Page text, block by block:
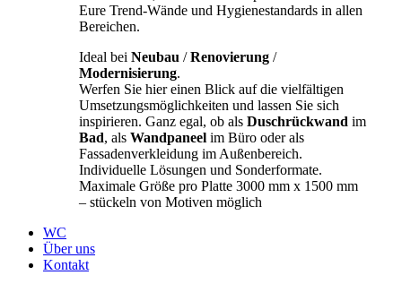
Eure Trend-Wände und Hygienestandards in allen
Bereichen.
Ideal bei Neubau /Renovierung /
Modernisierung.
Werfen Sie hier einen Blick auf die vielfältigen
Umsetzungsmöglichkeiten und lassen Sie sich
inspirieren. Ganz egal, ob als Duschrückwand im
Bad, als Wandpaneel im Büro oder als
Fassadenverkleidung im Außenbereich.
Individuelle Lösungen und Sonderformate.
Maximale Größe pro Platte 3000 mm x 1500 mm
– stückeln von Motiven möglich
WC
Über uns
Kontakt